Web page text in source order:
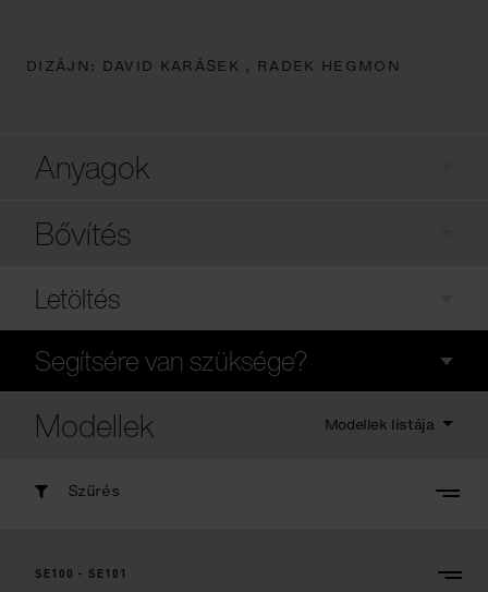
DIZÁJN: DAVID KARÁSEK , RADEK HEGMON
Anyagok
Bővítés
Letöltés
Segítsére van szüksége?
Modellek Modellek listája
Szűrés
SE100 - SE101